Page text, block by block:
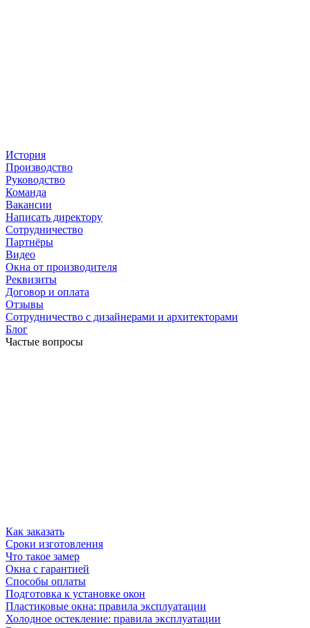
История
Производство
Руководство
Команда
Вакансии
Написать директору
Сотрудничество
Партнёры
Видео
Окна от производителя
Реквизиты
Договор и оплата
Отзывы
Сотрудничество с дизайнерами и архитекторами
Блог
Частые вопросы
Как заказать
Сроки изготовления
Что такое замер
Окна с гарантией
Способы оплаты
Подготовка к установке окон
Пластиковые окна: правила эксплуатации
Холодное остекление: правила эксплуатации